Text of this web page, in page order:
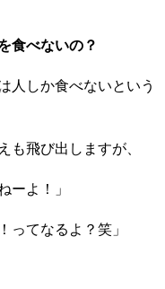
食べないの？
人しか食べないという
も飛び出しますが、
ーよ！」
ってなるよ？笑」